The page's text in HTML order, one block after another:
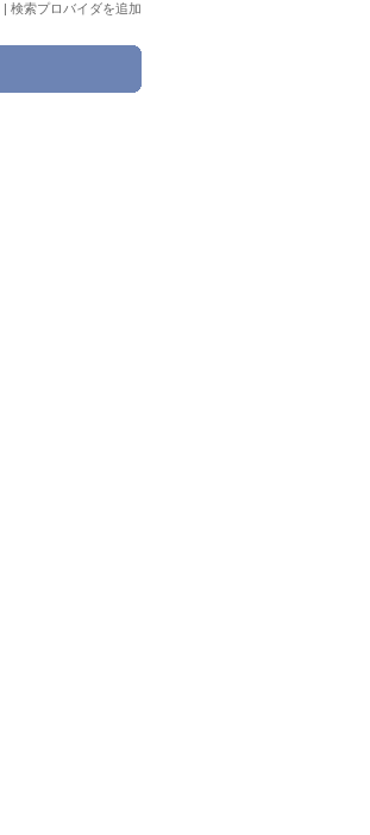
| 検索プロバイダを追加